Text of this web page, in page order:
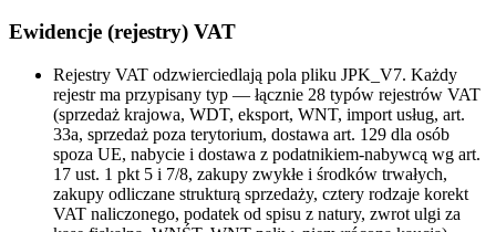
Ewidencje (rejestry) VAT
Rejestry VAT odzwierciedlają pola pliku JPK_V7. Każdy
rejestr ma przypisany typ — łącznie 28 typów rejestrów VAT
(sprzedaż krajowa, WDT, eksport, WNT, import usług, art.
33a, sprzedaż poza terytorium, dostawa art. 129 dla osób
spoza UE, nabycie i dostawa z podatnikiem-nabywcą wg art.
17 ust. 1 pkt 5 i 7/8, zakupy zwykłe i środków trwałych,
zakupy odliczane strukturą sprzedaży, cztery rodzaje korekt
VAT naliczonego, podatek od spisu z natury, zwrot ulgi za